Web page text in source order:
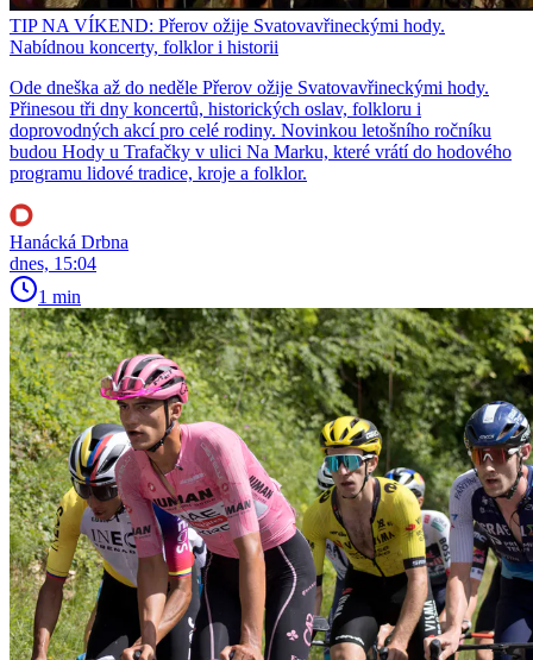
TIP NA VÍKEND: Přerov ožije Svatovavřineckými hody.
Nabídnou koncerty, folklor i historii
Ode dneška až do neděle Přerov ožije Svatovavřineckými hody.
Přinesou tři dny koncertů, historických oslav, folkloru i
doprovodných akcí pro celé rodiny. Novinkou letošního ročníku
budou Hody u Trafačky v ulici Na Marku, které vrátí do hodového
programu lidové tradice, kroje a folklor.
Hanácká Drbna
dnes, 15:04
1 min